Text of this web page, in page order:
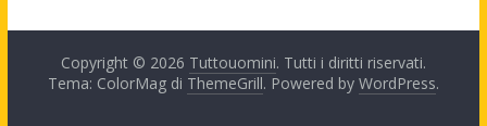
Copyright © 2026 Tuttouomini. Tutti i diritti riservati.
Tema: ColorMag di ThemeGrill. Powered by WordPress.